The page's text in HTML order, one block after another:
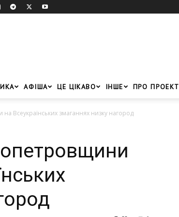
АФІША ЦЕ ЦІКАВО ІНШЕ ПРО ПРОЕКТ
Всеукраїнських змаганнях низку нагород